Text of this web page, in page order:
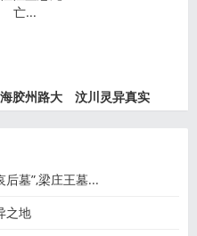
事件最
胶州路大
汶川灵异真实
后墓”,梁庄王墓...
之地